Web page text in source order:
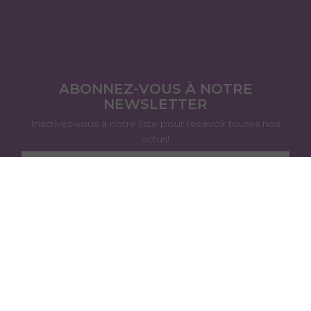
ABONNEZ-VOUS À NOTRE
NEWSLETTER
Inscrivez-vous à notre liste pour recevoir toutes nos
actus!